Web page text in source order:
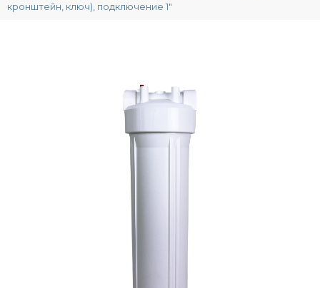
кронштейн, ключ), подключение 1"